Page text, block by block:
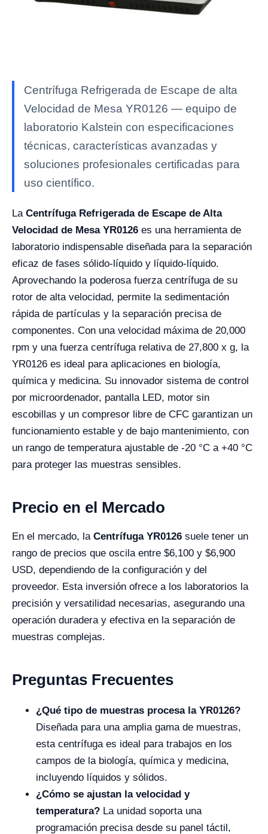
Centrífuga Refrigerada de Escape de alta
Velocidad de Mesa YR0126 — equipo de
laboratorio Kalstein con especificaciones
técnicas, características avanzadas y
soluciones profesionales certificadas para
uso científico.
La Centrífuga Refrigerada de Escape de Alta
Velocidad de Mesa YR0126 es una herramienta de
laboratorio indispensable diseñada para la separación
eficaz de fases sólido-líquido y líquido-líquido.
Aprovechando la poderosa fuerza centrífuga de su
rotor de alta velocidad, permite la sedimentación
rápida de partículas y la separación precisa de
componentes. Con una velocidad máxima de 20,000
rpm y una fuerza centrífuga relativa de 27,800 x g, la
YR0126 es ideal para aplicaciones en biología,
química y medicina. Su innovador sistema de control
por microordenador, pantalla LED, motor sin
escobillas y un compresor libre de CFC garantizan un
funcionamiento estable y de bajo mantenimiento, con
un rango de temperatura ajustable de -20 °C a +40 °C
para proteger las muestras sensibles.
Precio en el Mercado
En el mercado, la Centrífuga YR0126 suele tener un
rango de precios que oscila entre $6,100 y $6,900
USD, dependiendo de la configuración y del
proveedor. Esta inversión ofrece a los laboratorios la
precisión y versatilidad necesarias, asegurando una
operación duradera y efectiva en la separación de
muestras complejas.
Preguntas Frecuentes
¿Qué tipo de muestras procesa la YR0126?
Diseñada para una amplia gama de muestras,
esta centrífuga es ideal para trabajos en los
campos de la biología, química y medicina,
incluyendo líquidos y sólidos.
¿Cómo se ajustan la velocidad y
temperatura? La unidad soporta una
programación precisa desde su panel táctil,